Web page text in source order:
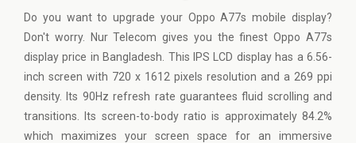
Do you want to upgrade your Oppo A77s mobile display?
Don't worry. Nur Telecom gives you the finest Oppo A77s
display price in Bangladesh. This IPS LCD display has a 6.56-
inch screen with 720 x 1612 pixels resolution and a 269 ppi
density. Its 90Hz refresh rate guarantees fluid scrolling and
transitions. Its screen-to-body ratio is approximately 84.2%
which maximizes your screen space for an immersive